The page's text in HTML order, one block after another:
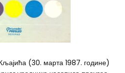
(30. марта 1987. године)